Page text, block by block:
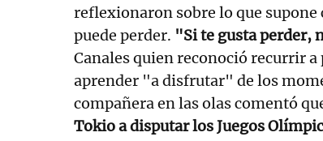
reflexionaron sobre lo que supone
puede perder. "Si te gusta perder,
Canales quien reconoció recurrir
aprender "a disfrutar" de los
compañera en las olas comentó
Tokio a disputar los Juegos